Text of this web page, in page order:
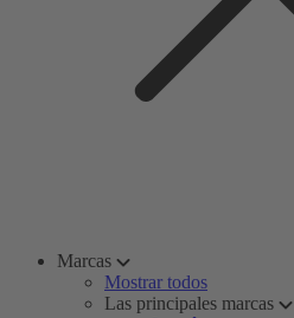
Marcas
Mostrar todos
Las principales marcas